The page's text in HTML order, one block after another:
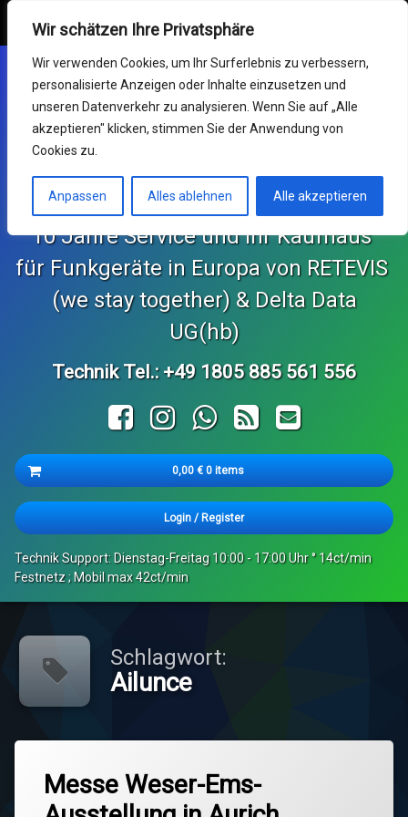
Wir schätzen Ihre Privatsphäre
Wir verwenden Cookies, um Ihr Surferlebnis zu verbessern,
personalisierte Anzeigen oder Inhalte einzusetzen und
unseren Datenverkehr zu analysieren. Wenn Sie auf „Alle
akzeptieren" klicken, stimmen Sie der Anwendung von
Cookies zu.
Anpassen Alles ablehnen Alle akzeptieren
Retevis Online Shop
Mein Konto
Funkgeräte
Service & RMA
Impressum
Support Center
KONTAKT und Bestellungen
SvBony Online Shop
content
Germany RETEVIS (wir
sind zusammen)
10 Jahre Service und Ihr Kaufhaus
für Funkgeräte in Europa von RETEVIS
(we stay together) & Delta Data
UG(hb)
Technik Tel.: +49 1805 885 561 556
FacebookInstagramWhatsApp
RSS E-mail
Cart
0,00€ 0 items
Es befinden sich keine Produkte im Warenkorb.
Login / Register
Technik Support: Dienstag-Freitag 10:00 - 17:00 Uhr ° 14ct/min
Festnetz ; Mobil max 42ct/min
Schlagwort:
Ailunce
Messe Weser-Ems-
Ailunce
a
Comment
on